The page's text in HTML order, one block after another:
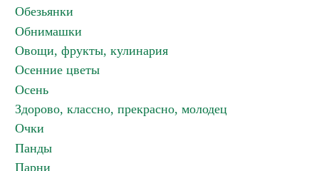
Обезьянки
Обнимашки
Овощи, фрукты, кулинария
Осенние цветы
Осень
Здорово, классно, прекрасно, молодец
Очки
Панды
Парни